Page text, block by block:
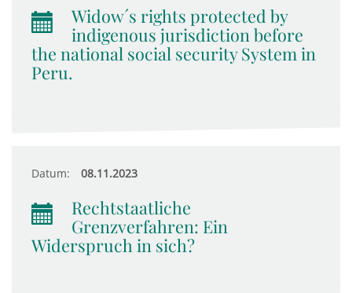
Widow´s rights protected by
indigenous jurisdiction before
the national social security System in
Peru.
Datum: 08.11.2023
Rechtstaatliche
Grenzverfahren: Ein
Widerspruch in sich?